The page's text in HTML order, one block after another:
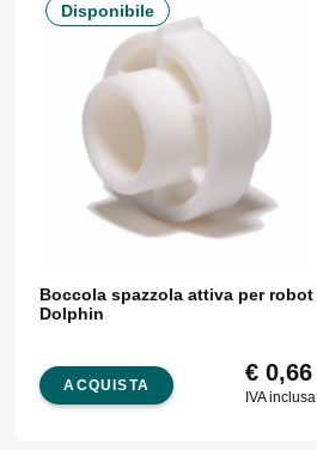
Disponibile
Boccola spazzola attiva per robot
Dolphin
ACQUISTA €0,66
IVA inclusa